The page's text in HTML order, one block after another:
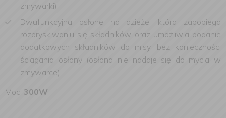
zmywarki).
Dwufunkcyjną osłonę na dzieżę, która zapobiega
rozpryskiwaniu się składników oraz umożliwia podanie
dodatkowych składników do misy, bez konieczności
ściągania osłony (osłona nie nadaje się do mycia w
zmywarce).
Moc: 300W